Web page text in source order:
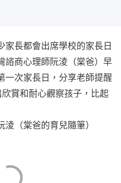
家長都會出席學校的家長日
諮商心理師阮淩（棠爸）早
一次家長日，分享老師提醒
賞和耐心觀察孩子，比起
（棠爸的育兒隨筆）